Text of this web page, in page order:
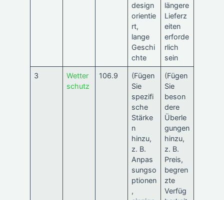
design
orientie
rt,
lange
Geschi
chte
längere
Lieferz
eiten
erforde
rlich
sein
3
Wetter
schutz
106.9
(Fügen
Sie
spezifi
sche
Stärke
n
hinzu,
z. B.
Anpas
sungso
ptionen
,
(Fügen
Sie
beson
dere
Überle
gungen
hinzu,
z. B.
Preis,
begren
zte
Verfüg